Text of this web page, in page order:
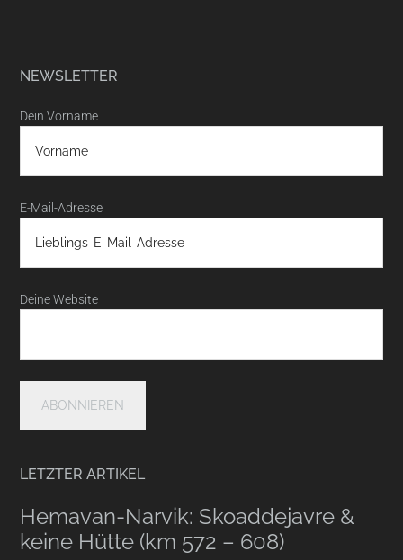
NEWSLETTER
Dein Vorname
E-Mail-Adresse
Deine Website
LETZTER ARTIKEL
Hemavan-Narvik: Skoaddejavre &
keine Hütte (km 572 – 608)